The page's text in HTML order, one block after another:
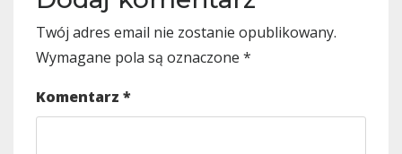
Twój adres email nie zostanie opublikowany.
Wymagane pola są oznaczone *
Komentarz *